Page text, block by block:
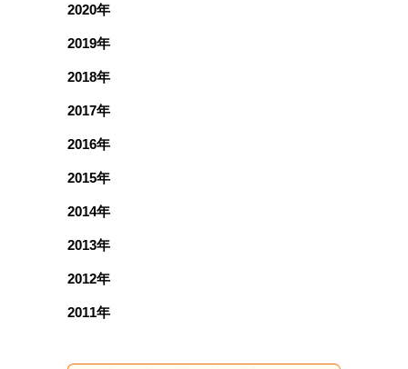
2020年
2019年
2018年
2017年
2016年
2015年
2014年
2013年
2012年
2011年